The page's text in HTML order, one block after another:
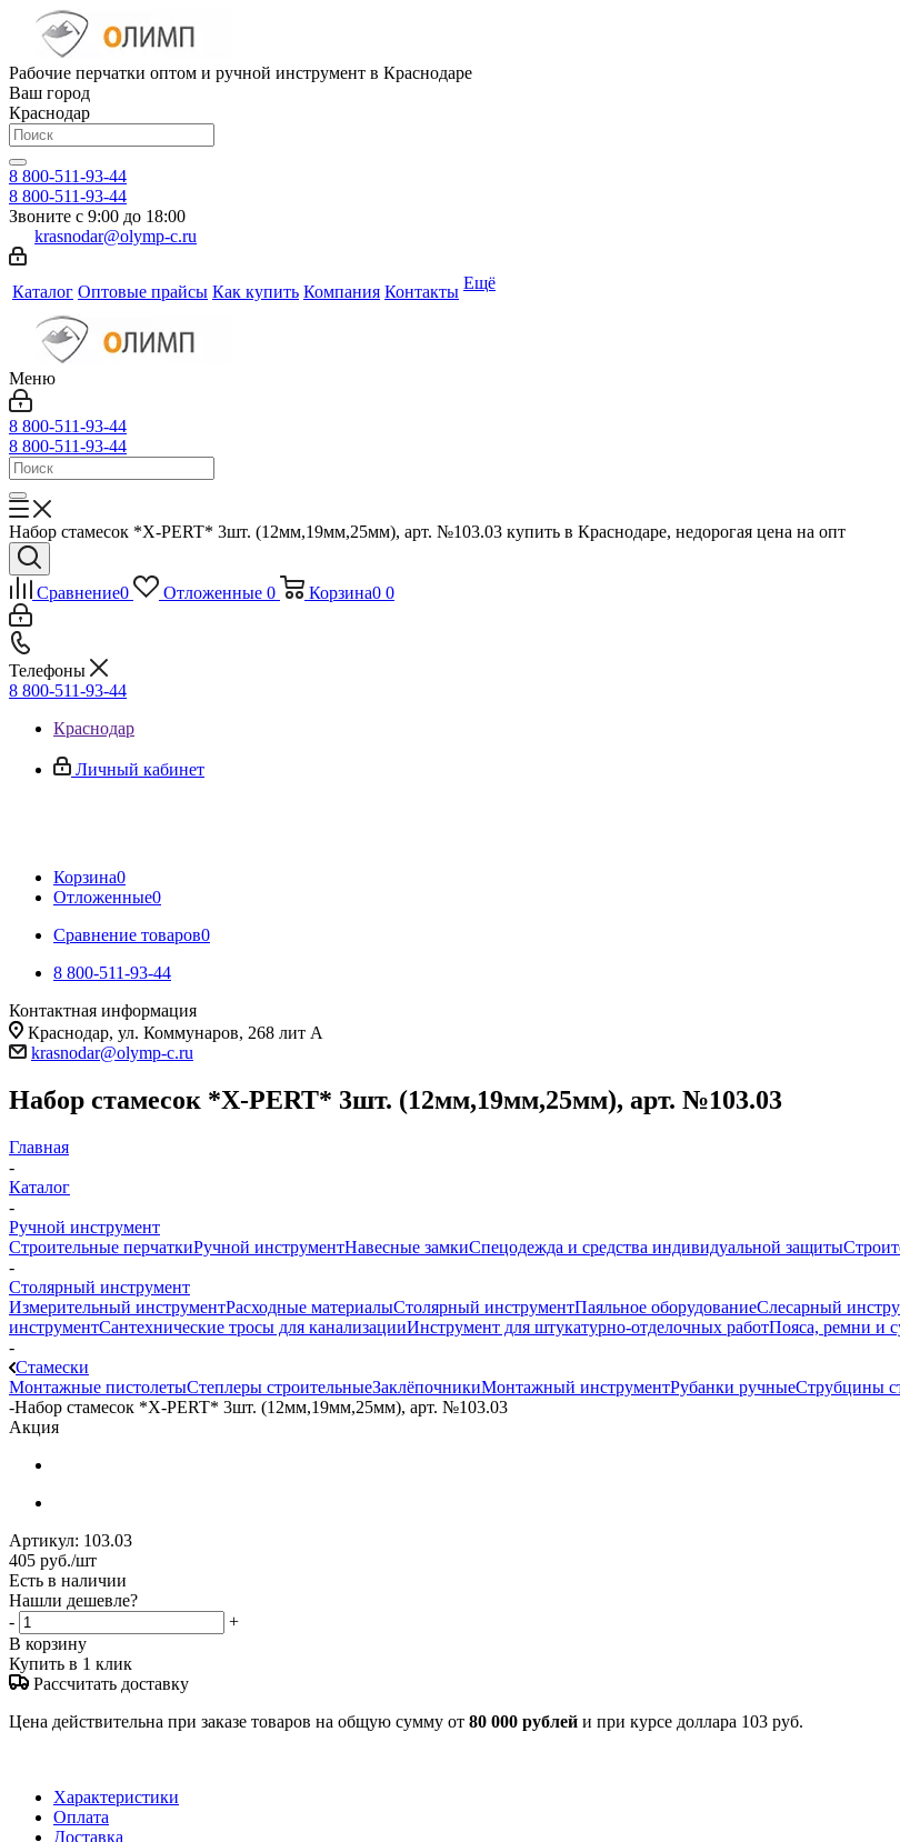
Рабочие перчатки оптом и ручной инструмент в Краснодаре
Ваш город
Краснодар
8 800-511-93-44
8 800-511-93-44
Звоните с 9:00 до 18:00
krasnodar@olymp-c.ru
Каталог Оптовые прайсы Как купить Компания Контакты Ещё
Меню
8 800-511-93-44
8 800-511-93-44
Набор стамесок *X-PERT* 3шт. (12мм,19мм,25мм), арт. №103.03 купить в Краснодаре, недорогая цена на опт
Сравнение0 Отложенные 0 Корзина0 0
Телефоны
8 800-511-93-44
Краснодар
Личный кабинет
Корзина0
Отложенные0
Сравнение товаров0
8 800-511-93-44
Контактная информация
Краснодар, ул. Коммунаров, 268 лит А
krasnodar@olymp-c.ru
Набор стамесок *X-PERT* 3шт. (12мм,19мм,25мм), арт. №103.03
Главная
-
Каталог
-
Ручной инструмент
Строительные перчаткиРучной инструментНавесные замкиСпецодежда и средства индивидуальной защиты
-
Столярный инструмент
Измерительный инструментРасходные материалыСтолярный инструментПаяльное оборудованиеСлесарный
инструментСантехнические тросы для канализацииИнструмент для штукатурно-отделочных работПояса, ремни и
-
Стамески
Монтажные пистолетыСтеплеры строительныеЗаклёпочникиМонтажный инструментРубанки ручныеСтрубцины
-Набор стамесок *X-PERT* 3шт. (12мм,19мм,25мм), арт. №103.03
Акция
Артикул: 103.03
405 руб./шт
Есть в наличии
Нашли дешевле?
-
+
В корзину
Купить в 1 клик
Рассчитать доставку
Цена действительна при заказе товаров на общую сумму от 80 000 рублей и при курсе доллара 103 руб.
Характеристики
Оплата
Доставка